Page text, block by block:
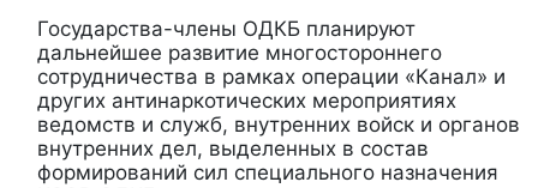
Государства-члены ОДКБ планируют
дальнейшее развитие многостороннего
сотрудничества в рамках операции «Канал» и
других антинаркотических мероприятиях
ведомств и служб, внутренних войск и органов
внутренних дел, выделенных в состав
формирований сил специального назначения